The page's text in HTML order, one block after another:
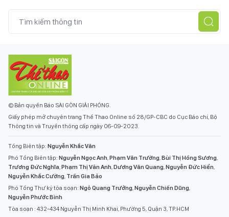
© Bản quyền Báo SÀI GÒN GIẢI PHÓNG.
Giấy phép mở chuyên trang Thể Thao Online số 28/GP-CBC do Cục Báo chí, Bộ
Thông tin và Truyền thông cấp ngày 06-09-2023.
Tổng Biên tập: Nguyễn Khắc Văn
Phó Tổng Biên tập: Nguyễn Ngọc Anh,Phạm Văn Trường,Bùi Thị Hồng Sương,
Trương Đức Nghĩa,Phạm Thị Vân Anh,Dương Văn Quang,Nguyễn Đức Hiển,
Nguyễn Khắc Cường, Trần Gia Bảo
Phó Tổng Thư ký tòa soạn: Ngô Quang Trưởng,Nguyễn Chiến Dũng,
Nguyễn Phước Bình
Tòa soạn : 432-434 Nguyễn Thị Minh Khai, Phường 5, Quận 3, TP.HCM